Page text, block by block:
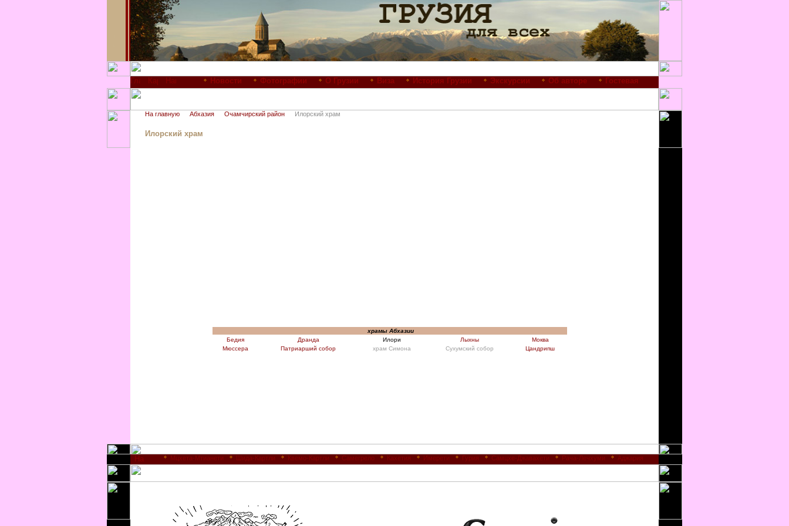
Новости Фотографии О Грузии Виза История Грузии Экскурсии Об авторе Гостевая
На главную Абхазия Очамчирский район Илорский храм
Илорский храм
храмы Абхазии
Бедия
Дранда Илори Лыхны
Моква
Мюссера
Патриарший собор храм Симона Сухумский собор Цандрипш
Мцхета-Мтианети Шида-Картли Квемо-Картли Самегрело Кахетия Имерети Гурия Самцхе-Джавахети Рача-Лечхуми Аджария